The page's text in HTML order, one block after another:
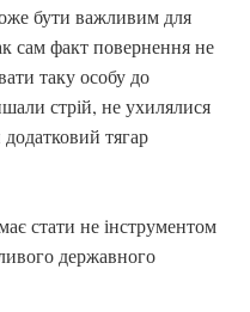
бути важливим для
сам факт повернення не
таку особу до
стрій, не ухилялися
тягар
стати не інструментом
державного